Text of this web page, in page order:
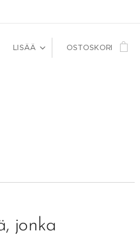
LISÄÄ OSTOSKORI
jonka